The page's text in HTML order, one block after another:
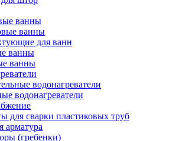
ванны
ванны
для ванн
ванны
ванны
водонагреватели
водонагреватели
для сварки пластиковых труб
арматура
(гребенки)